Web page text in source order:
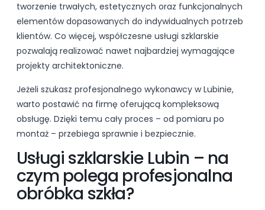
tworzenie trwałych, estetycznych oraz funkcjonalnych
elementów dopasowanych do indywidualnych potrzeb
klientów. Co więcej, współczesne usługi szklarskie
pozwalają realizować nawet najbardziej wymagające
projekty architektoniczne.
Jeżeli szukasz profesjonalnego wykonawcy w Lubinie,
warto postawić na firmę oferującą kompleksową
obsługę. Dzięki temu cały proces – od pomiaru po
montaż – przebiega sprawnie i bezpiecznie.
Usługi szklarskie Lubin – na
czym polega profesjonalna
obróbka szkła?